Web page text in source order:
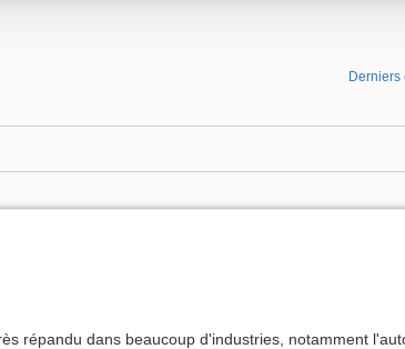
Derniers
répandu dans beaucoup d'industries, notamment